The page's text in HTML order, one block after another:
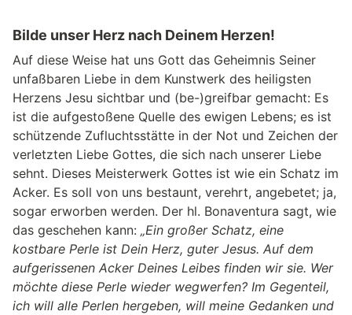
Bilde unser Herz nach Deinem Herzen!
Auf diese Weise hat uns Gott das Geheimnis Seiner
unfaßbaren Liebe in dem Kunstwerk des heiligsten
Herzens Jesu sichtbar und (be-)greifbar gemacht: Es
ist die aufgestoßene Quelle des ewigen Lebens; es ist
schützende Zufluchtsstätte in der Not und Zeichen der
verletzten Liebe Gottes, die sich nach unserer Liebe
sehnt. Dieses Meisterwerk Gottes ist wie ein Schatz im
Acker. Es soll von uns bestaunt, verehrt, angebetet; ja,
sogar erworben werden. Der hl. Bonaventura sagt, wie
das geschehen kann: „Ein großer Schatz, eine
kostbare Perle ist Dein Herz, guter Jesus. Auf dem
aufgerissenen Acker Deines Leibes finden wir sie. Wer
möchte diese Perle wieder wegwerfen? Im Gegenteil,
ich will alle Perlen hergeben, will meine Gedanken und